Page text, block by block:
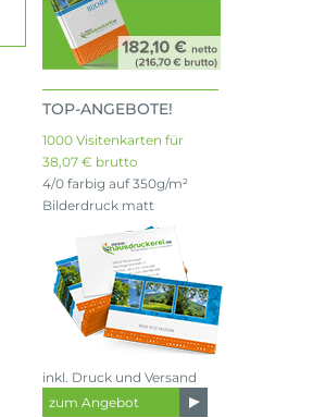
TOP-ANGEBOTE!
1000 Visitenkarten für
38,07 € brutto
4/0 farbig auf 350g/m²
Bilderdruck matt
inkl. Druck und Versand
zum Angebot